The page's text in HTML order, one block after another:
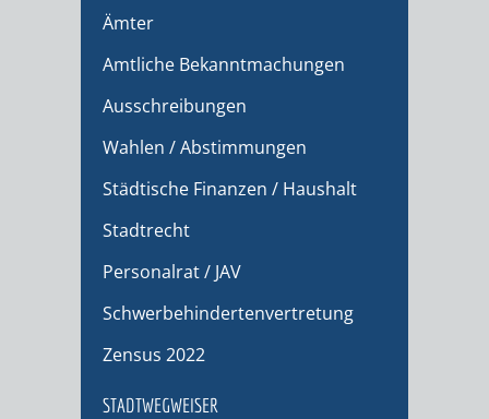
Ämter
Amtliche Bekanntmachungen
Ausschreibungen
Wahlen / Abstimmungen
Städtische Finanzen / Haushalt
Stadtrecht
Personalrat / JAV
Schwerbehindertenvertretung
Zensus 2022
STADTWEGWEISER